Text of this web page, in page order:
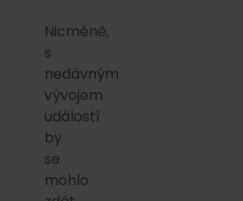
Nicméně,
s
nedávným
vývojem
událostí
by
se
mohlo